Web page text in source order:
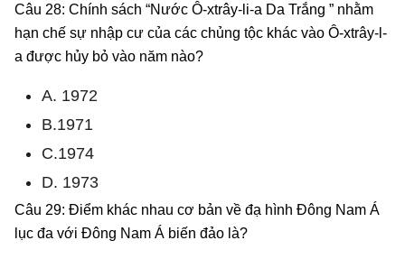
Câu 28: Chính sách “Nước Ô-xtrây-li-a Da Trắng ” nhằm
hạn chế sự nhập cư của các chủng tộc khác vào Ô-xtrây-l-
a được hủy bỏ vào năm nào?
A. 1972
B.1971
C.1974
D. 1973
Câu 29: Điểm khác nhau cơ bản về đạ hình Đông Nam Á
lục đa với Đông Nam Á biến đảo là?